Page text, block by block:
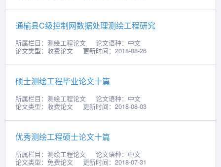
通榆县C级控制网数据处理测绘工程研究
所属栏目：测绘工程论文
论文语种：中文
论文类型：收费论文
更新时间：2018-08-26
硕士测绘工程毕业论文十篇
所属栏目：测绘工程论文
论文语种：中文
论文类型：收费论文
更新时间：2018-08-03
优秀测绘工程硕士论文十篇
所属栏目：测绘工程论文
论文语种：中文
论文类型：免费论文
更新时间：2018-07-31